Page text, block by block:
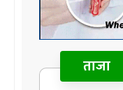
ताजा